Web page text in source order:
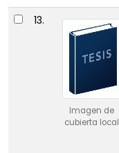
13.
Imagen de
cubierta local